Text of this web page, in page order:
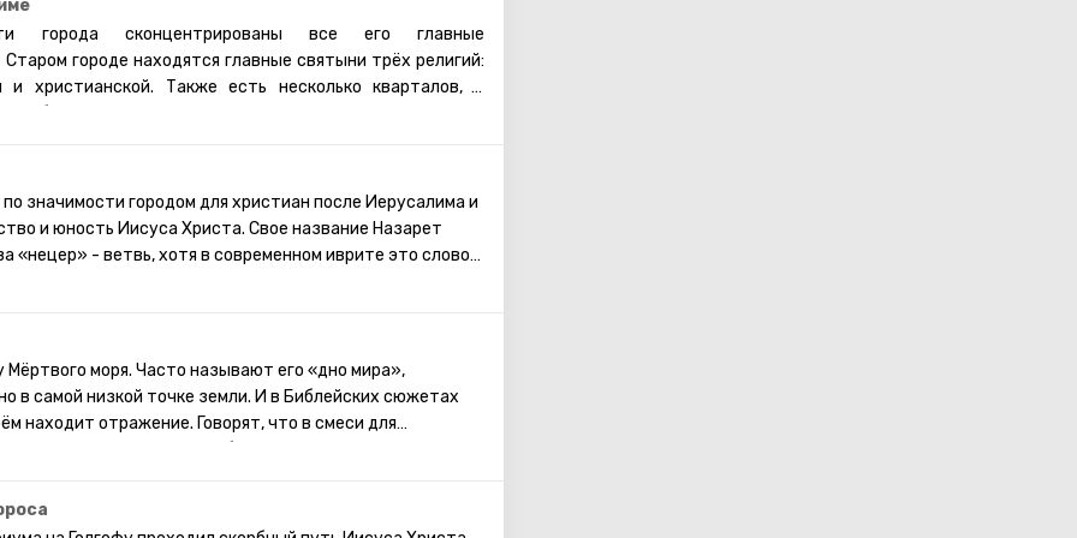
сконцентрированы все его главные
городе находятся главные святыни трёх религий:
и христианской. Также есть несколько кварталов, в
христиане и армяне. Несмотря на то, что армяне
квартале практически не бывает туристических
потрясающие памятники старинной архитектуры,
городу. Башня Давида, Храм Гроба Господня,
торговая улица, Стена Плача и многие другие
открыты для посещения туристами.
значимости городом для христиан после Иерусалима и
и юность Иисуса Христа. Свое название Назарет
«нецер» - ветвь, хотя в современном иврите это слово
ветви. Впервые Назарет упоминается именно в
раньше тут существовало
где проживало всего несколько десятков семей,
(Пресвятая Дева Мария, Иосиф и Иисус Христос).
в Назарете – это несомненно грот Благовещения,
Благовещения. В окрестностях города находятся:
– родительский дом Марии, остатки крепости
«hа-Ноцри», что означает – назарянин.
Мёртвого моря. Часто называют его «дно мира»,
в самой низкой точке земли. И в Библейских сюжетах
находит отражение. Говорят, что в смеси для
Вавилонской башни использовался состав,
Ноева ковчега. На берегах Мёртвого моря создана
гостиницы, санатории, центры здоровья и красоты,